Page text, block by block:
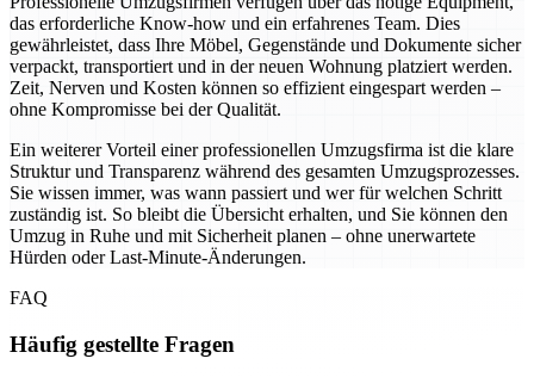
das erforderliche Know-how und ein erfahrenes Team. Dies
gewährleistet, dass Ihre Möbel, Gegenstände und Dokumente sicher
verpackt, transportiert und in der neuen Wohnung platziert werden.
Zeit, Nerven und Kosten können so effizient eingespart werden –
ohne Kompromisse bei der Qualität.
Ein weiterer Vorteil einer professionellen Umzugsfirma ist die klare
Struktur und Transparenz während des gesamten Umzugsprozesses.
Sie wissen immer, was wann passiert und wer für welchen Schritt
zuständig ist. So bleibt die Übersicht erhalten, und Sie können den
Umzug in Ruhe und mit Sicherheit planen – ohne unerwartete
Hürden oder Last-Minute-Änderungen.
FAQ
Häufig gestellte Fragen